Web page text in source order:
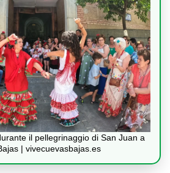
il pellegrinaggio di San Juan a
| vivecuevasbajas.es